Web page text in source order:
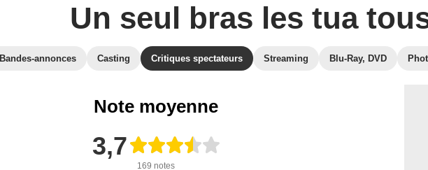
Un seul bras les tua
Bandes-annonces Casting Critiques spectateurs Streaming Blu-Ray, DVD
Note moyenne
3,7
169 notes